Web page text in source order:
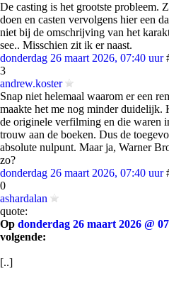
De casting is het grootste probleem.
doen en casten vervolgens hier een
niet bij de omschrijving van het
see.. Misschien zit ik er naast.
donderdag 26 maart 2026, 07:40 uur
3
andrew.koster
Snap niet helemaal waarom er een
maakte het me nog minder
de originele verfilming en die waren
trouw aan de boeken. Dus de
absolute nulpunt. Maar ja, Warner
zo?
donderdag 26 maart 2026, 07:40 uur
0
ashardalan
quote:
Op donderdag 26 maart 2026 @
volgende:
[..]